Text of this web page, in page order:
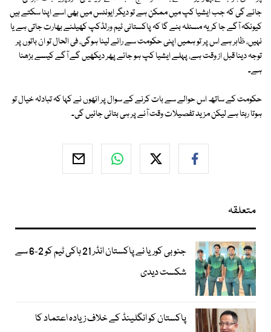
جائے گی کہ جب ایشیا کپ میں ممکن ہے تو دیگر ایونٹس میں بھی اسے اپنا سکتے ہیں
کیونکہ آگے جا کر یہ مسئلہ بنے گا کہ پاکستانی ٹیم ورلڈکپ کھیلنے بھارت جاتی ہے یا
نہیں، ظاہر ہے اس پر تو ہمیں اپنی حکومت سے رائے لینا ہوگی، فی الحال تو ان باتوں پر
توجہ دینا قبل از وقت ہے، پہلے ایشیا کپ ہو جائے پھر دیکھیں گے آگے کیسے بڑھنا
ہے۔
حکومت کے ساتھ اس حوالے سے بات کرنے کے سوال پر انھوں نے کہا کہ تبادلہ خیال تو
ہوتا رہتا ہے لیکن مزید تفصیلات وقت آنے پر ہی بتائی جائیں گی۔
متعلقہ
جنوبی کوریا نے پاکستان انڈر 21 ہاکی ٹیم کو 2-6 سے
شکست دیدی
پاکستان کو انگلینڈ کے خلاف زیادہ اعتماد کا